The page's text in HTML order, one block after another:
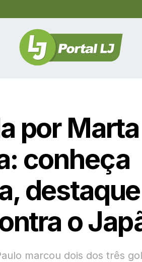
por
conheça
o
marcou dois dos três